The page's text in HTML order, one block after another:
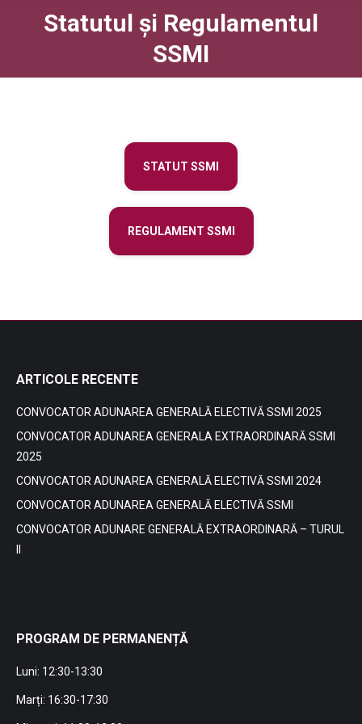
Statutul și Regulamentul
SSMI
You are here:
STATUT SSMI
REGULAMENT SSMI
ARTICOLE RECENTE
CONVOCATOR ADUNAREA GENERALĂ ELECTIVĂ SSMI 2025
CONVOCATOR ADUNAREA GENERALA EXTRAORDINARĂ SSMI
2025
CONVOCATOR ADUNAREA GENERALĂ ELECTIVĂ SSMI 2024
CONVOCATOR ADUNAREA GENERALĂ ELECTIVĂ SSMI
CONVOCATOR ADUNARE GENERALĂ EXTRAORDINARĂ – TURUL
PROGRAM DE PERMANENȚĂ
Luni: 12:30-13:30
Marți: 16:30-17:30